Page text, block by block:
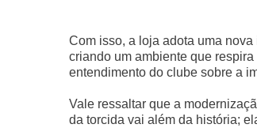
Com isso, a loja adota uma
criando um ambiente que
entendimento do clube sobre a
Vale ressaltar que a
da torcida vai além da história;